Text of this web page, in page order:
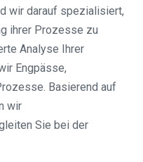
wir darauf spezialisiert,
ihrer Prozesse zu
Analyse Ihrer
Engpässe,
Basierend auf
wir
Sie bei der